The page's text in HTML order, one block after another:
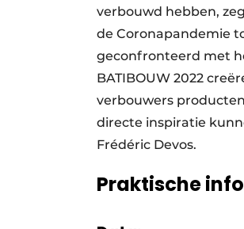
verbouwd hebben,
de Coronapandemie
geconfronteerd met
BATIBOUW 2022
verbouwers
directe inspiratie
Frédéric Devos.
Praktische